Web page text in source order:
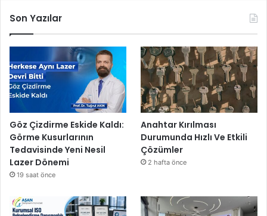
a
Y
r
ı
l
ı
Son Yazılar
Göz Çizdirme Eskide Kaldı:
Görme Kusurlarının
Tedavisinde Yeni Nesil
Lazer Dönemi
19 saat önce
Anahtar Kırılması
Durumunda Hızlı Ve Etkili
Çözümler
2 hafta önce